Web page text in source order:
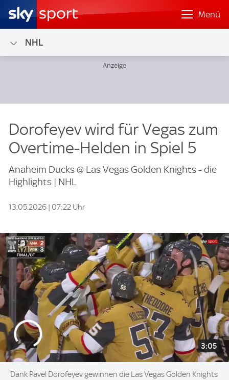
Menü
NHL
Dorofeyev wird für Vegas zum
Overtime-Helden in Spiel 5
Anaheim Ducks @ Las Vegas Golden Knights - die
Highlights | NHL
13.05.2026 | 07:22 Uhr
3:05
Dank Pavel Dorofeyev gewinnen die Las Vegas Golden Knights